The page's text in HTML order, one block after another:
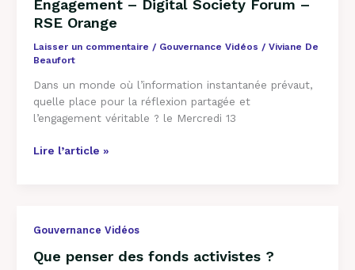
Engagement – Digital Society Forum –
RSE Orange
Laisser un commentaire / Gouvernance Vidéos / Viviane De
Beaufort
Dans un monde où l’information instantanée prévaut,
quelle place pour la réflexion partagée et
l’engagement véritable ? le Mercredi 13
Digital
Society
Forum
–
Lire l’article »
Gouvernance Vidéos
Que penser des fonds activistes ?
Que
des